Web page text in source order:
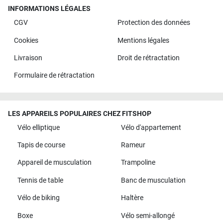
INFORMATIONS LÉGALES
CGV
Protection des données
Cookies Mentions légales
Livraison Droit de rétractation
Formulaire de rétractation
LES APPAREILS POPULAIRES CHEZ FITSHOP
Vélo elliptique
Vélo d'appartement
Tapis de course Rameur
Appareil de musculation Trampoline
Tennis de table Banc de musculation
Vélo de biking Haltère
Boxe Vélo semi-allongé